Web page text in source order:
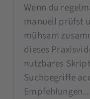
Wenn du
manuell prüfst
mühsam
dieses
nutzbares
Suchbegriffe